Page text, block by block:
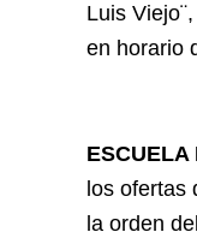
Luis
en horario
ESCUELA
los ofertas
la orden